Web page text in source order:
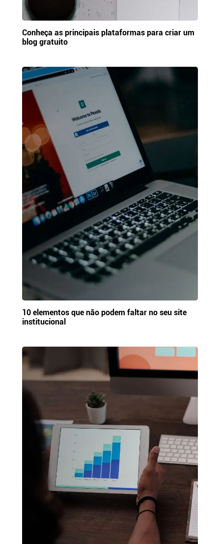
Conheça as principais plataformas para criar um
blog gratuito
10 elementos que não podem faltar no seu site
institucional